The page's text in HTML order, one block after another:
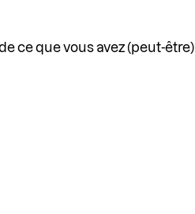
ce que vous avez (peut-être)